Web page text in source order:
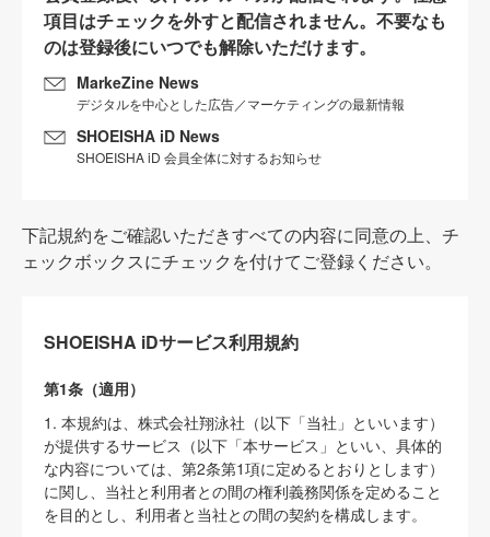
項目はチェックを外すと配信されません。不要なも
のは登録後にいつでも解除いただけます。
MarkeZine News
デジタルを中心とした広告／マーケティングの最新情報
SHOEISHA iD News
SHOEISHA iD 会員全体に対するお知らせ
下記規約をご確認いただきすべての内容に同意の上、チ
ェックボックスにチェックを付けてご登録ください。
SHOEISHA iDサービス利用規約
第1条（適用）
1. 本規約は、株式会社翔泳社（以下「当社」といいます）
が提供するサービス（以下「本サービス」といい、具体的
な内容については、第2条第1項に定めるとおりとします）
に関し、当社と利用者との間の権利義務関係を定めること
を目的とし、利用者と当社との間の契約を構成します。